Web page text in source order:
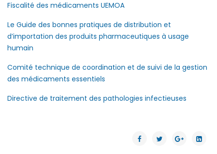
Fiscalité des médicaments UEMOA
Le Guide des bonnes pratiques de distribution et
d’importation des produits pharmaceutiques à usage
humain
Comité technique de coordination et de suivi de la gestion
des médicaments essentiels
Directive de traitement des pathologies infectieuses